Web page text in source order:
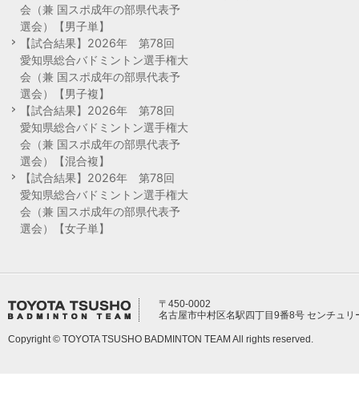
会（兼 国スポ成年の部県代表予
選会）【男子単】
【試合結果】2026年 第78回
愛知県総合バドミントン選手権大
会（兼 国スポ成年の部県代表予
選会）【男子複】
【試合結果】2026年 第78回
愛知県総合バドミントン選手権大
会（兼 国スポ成年の部県代表予
選会）【混合複】
【試合結果】2026年 第78回
愛知県総合バドミントン選手権大
会（兼 国スポ成年の部県代表予
選会）【女子単】
〒450-0002
名古屋市中村区名駅四丁目9番8号 センチュリ
Copyright © TOYOTA TSUSHO BADMINTON TEAM All rights reserved.